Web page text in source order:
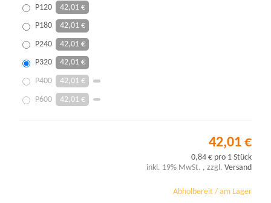
P120 42,01 €
P180 42,01 €
P240 42,01 €
P320 42,01 €
P400 42,01 €
P600 42,01 €
42,01 €
0,84 € pro 1 Stück
inkl. 19% MwSt. , zzgl. Versand
Abholbereit / am Lager